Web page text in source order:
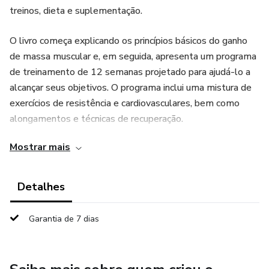
treinos, dieta e suplementação.
O livro começa explicando os princípios básicos do ganho
de massa muscular e, em seguida, apresenta um programa
de treinamento de 12 semanas projetado para ajudá-lo a
alcançar seus objetivos. O programa inclui uma mistura de
exercícios de resistência e cardiovasculares, bem como
alongamentos e técnicas de recuperação.
Além disso, o livro também fornece orientação sobre
otimizar seus ganhos de massa muscular. O livro explica a
carboidratos e gorduras, bem como de micronutrientes
Mostrar mais
Detalhes
Garantia de 7 dias